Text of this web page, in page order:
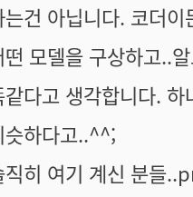
는건 아닙니다. 코더
떤 모델을 구상하고..
같다고 생각합니다.
슷하다고..^^;
직히 여기 계신 분들